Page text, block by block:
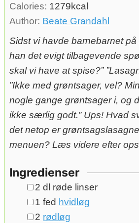
Calories: 1279kcal
Author: Beate Grandahl
Sidst vi havde barnebarnet
han det evigt tilbagevende
skal vi have at spise?”
”Ikke med grøntsager, vel?
nogle gange grøntsager i, og
ikke særlig godt.” Ups! Hvad
det netop er
menuen? Læs videre efter
Ingredienser
▢
2 dl
røde linser
▢
1 fed hvidløg
▢
2 rødløg